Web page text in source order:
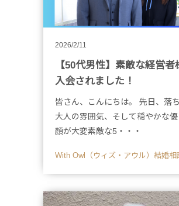
2026/2/11
【50代男性】素敵な経営者
入会されました！
皆さん、こんにちは。 先日、落
大人の雰囲気、そして穏やかな
顔が大変素敵な5・・・
With Owl（ウィズ・アウル）結婚相